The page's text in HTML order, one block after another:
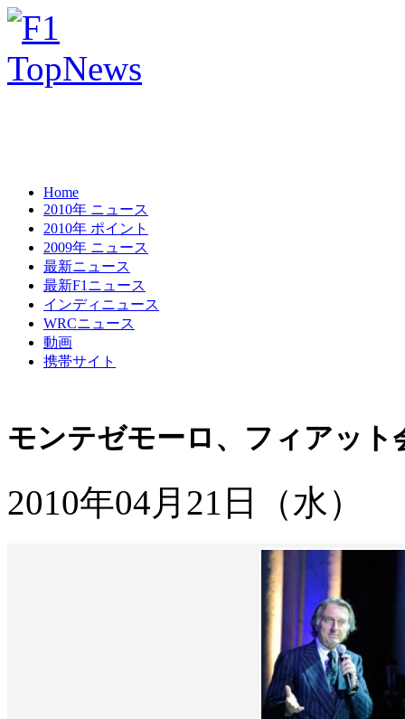
Home
2010年 ニュース
2010年 ポイント
2009年 ニュース
最新ニュース
最新F1ニュース
インディニュース
WRCニュース
動画
携帯サイト
モンテゼモーロ、フィアット
2010年04月21日（水）